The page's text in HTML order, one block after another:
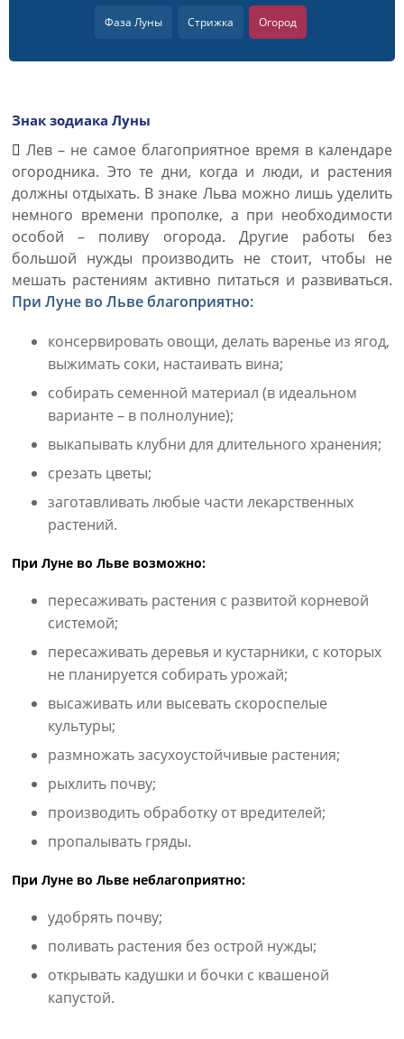
Фаза Луны Стрижка Огород
Знак зодиака Луны
Лев – не самое благоприятное время в календаре
огородника. Это те дни, когда и люди, и растения
должны отдыхать. В знаке Льва можно лишь уделить
немного времени прополке, а при необходимости
особой – поливу огорода. Другие работы без
большой нужды производить не стоит, чтобы не
мешать растениям активно питаться и развиваться.
При Луне во Льве благоприятно:
консервировать овощи, делать варенье из ягод,
выжимать соки, настаивать вина;
собирать семенной материал (в идеальном
варианте – в полнолуние);
выкапывать клубни для длительного хранения;
срезать цветы;
заготавливать любые части лекарственных
растений.
При Луне во Льве возможно:
пересаживать растения с развитой корневой
системой;
пересаживать деревья и кустарники, с которых
не планируется собирать урожай;
высаживать или высевать скороспелые
культуры;
размножать засухоустойчивые растения;
рыхлить почву;
производить обработку от вредителей;
пропалывать гряды.
При Луне во Льве неблагоприятно:
удобрять почву;
поливать растения без острой нужды;
открывать кадушки и бочки с квашеной
капустой.